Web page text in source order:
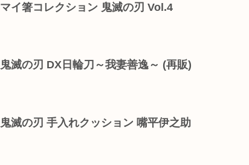
マイ箸コレクション 鬼滅の刃 Vol.4
鬼滅の刃 DX日輪刀～我妻善逸～ (再販)
鬼滅の刃 手入れクッション 嘴平伊之助